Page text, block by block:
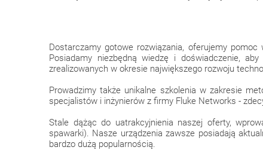
Dostarczamy gotowe rozwiązania, oferujemy
Posiadamy niezbędną wiedzę i doświadczenie,
zrealizowanych w okresie największego rozwoju
Prowadzimy także unikalne szkolenia w zakresie
specjalistów i inżynierów z firmy Fluke Networks -
Stale dążąc do uatrakcyjnienia naszej oferty,
spawarki). Nasze urządzenia zawsze posiadają
bardzo dużą popularnością.